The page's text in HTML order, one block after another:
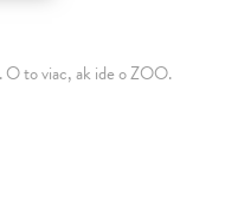
O to viac, ak ide o ZOO.